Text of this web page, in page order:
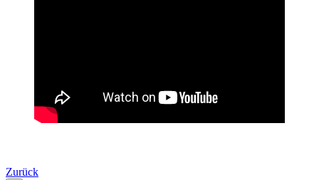
Zurück